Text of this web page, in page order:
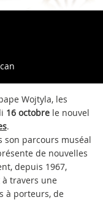
Wojtyla, les
16 octobrele nouvel
.
son parcours muséal
de nouvelles
depuis 1967,
travers une
à porteurs, de